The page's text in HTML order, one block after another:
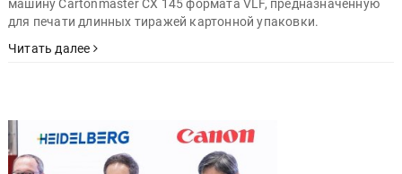
машину Cartonmaster CX 145 формата VLF, предназначенную
для печати длинных тиражей картонной упаковки.
Читать далее